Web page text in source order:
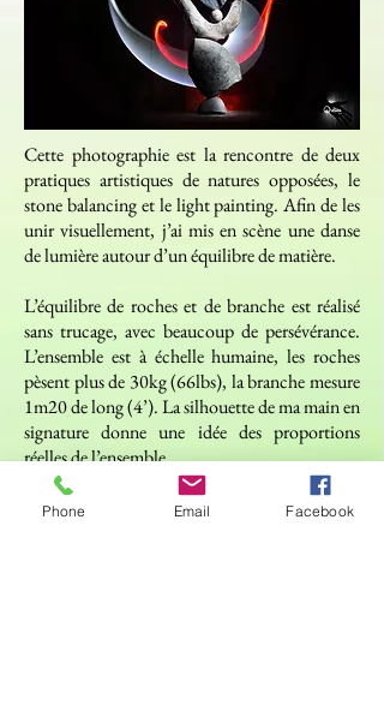
Cette photographie est la rencontre de deux
pratiques artistiques de natures opposées, le
stone balancing et le light painting. Afin de les
unir visuellement, j’ai mis en scène une danse
de lumière autour d’un équilibre de matière.
L’équilibre de roches et de branche est réalisé
sans trucage, avec beaucoup de persévérance.
L’ensemble est à échelle humaine, les roches
pèsent plus de 30kg (66lbs), la branche mesure
1m20 de long (4’). La silhouette de ma main en
signature donne une idée des proportions
réelles de l’ensemble.
Les traces lumineuses sont « peintes » avec des
Phone Email Facebook